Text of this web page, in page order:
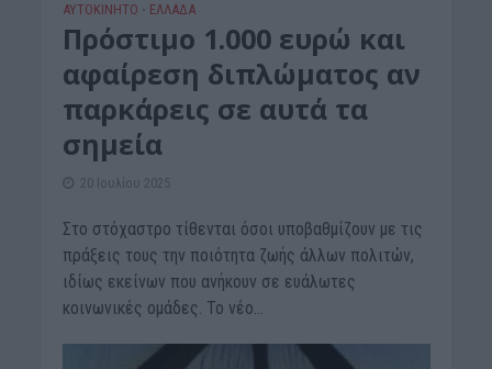
ΑΥΤΟΚΙΝΗΤΟ • ΕΛΛΑΔΑ
Πρόστιμο 1.000 ευρώ και
αφαίρεση διπλώματος αν
παρκάρεις σε αυτά τα
σημεία
20 Ιουλίου 2025
Στο στόχαστρο τίθενται όσοι υποβαθμίζουν με τις
πράξεις τους την ποιότητα ζωής άλλων πολιτών,
ιδίως εκείνων που ανήκουν σε ευάλωτες
κοινωνικές ομάδες. Το νέο...